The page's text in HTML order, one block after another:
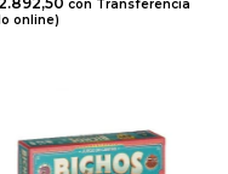
con Transferencia
online)